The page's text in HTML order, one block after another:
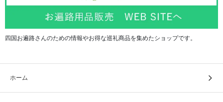
四国お遍路さんのための情報やお得な巡礼商品を集めたショップです。
ホーム